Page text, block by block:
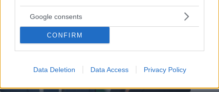
Google consents
CONFIRM
Data Deletion Data Access Privacy Policy